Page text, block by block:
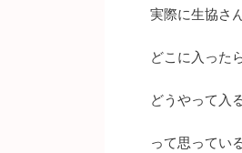
実際に生協さ
どこに入った
どうやって入
って思ってい